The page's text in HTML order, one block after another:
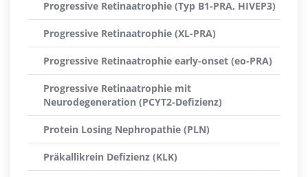
Progressive Retinaatrophie (Typ B1-PRA, HIVEP3)
Progressive Retinaatrophie (XL-PRA)
Progressive Retinaatrophie early-onset (eo-PRA)
Progressive Retinaatrophie mit
Neurodegeneration (PCYT2-Defizienz)
Protein Losing Nephropathie (PLN)
Präkallikrein Defizienz (KLK)